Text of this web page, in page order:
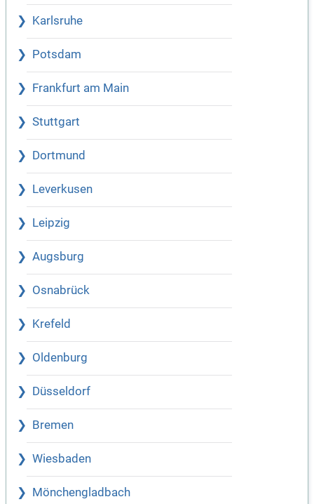
Karlsruhe
Potsdam
Frankfurt am Main
Stuttgart
Dortmund
Leverkusen
Leipzig
Augsburg
Osnabrück
Krefeld
Oldenburg
Düsseldorf
Bremen
Wiesbaden
Mönchengladbach